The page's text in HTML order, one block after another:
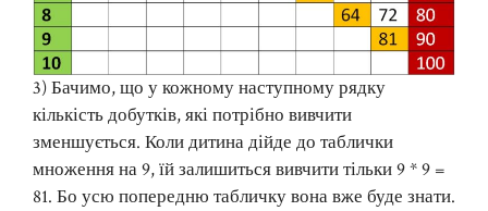
3) Бачимо, що у кожному наступному рядку
кількість добутків, які потрібно вивчити
зменшується. Коли дитина дійде до таблички
множення на 9, їй залишиться вивчити тільки 9 * 9 =
81. Бо усю попередню табличку вона вже буде знати.